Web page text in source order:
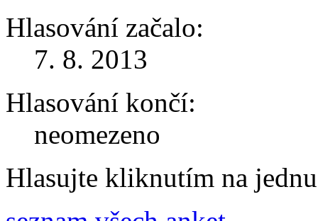
Hlasování začalo:
7. 8. 2013
Hlasování končí:
neomezeno
Hlasujte kliknutím na